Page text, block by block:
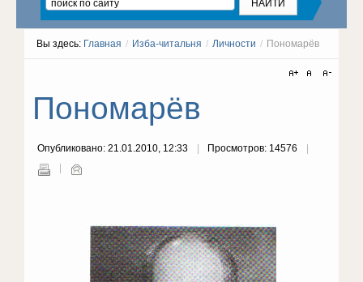
Вы здесь: Главная / Изба-читальня / Личности / Пономарёв
Пономарёв
Опубликовано: 21.01.2010, 12:33 Просмотров: 14576